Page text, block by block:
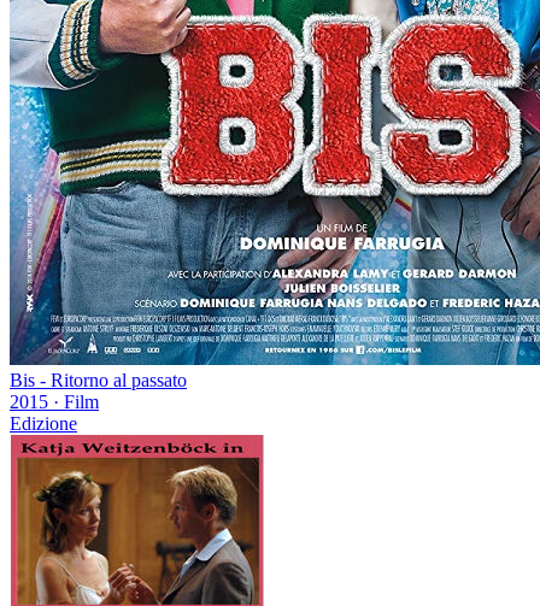
Bis - Ritorno al passato
2015 · Film
Edizione